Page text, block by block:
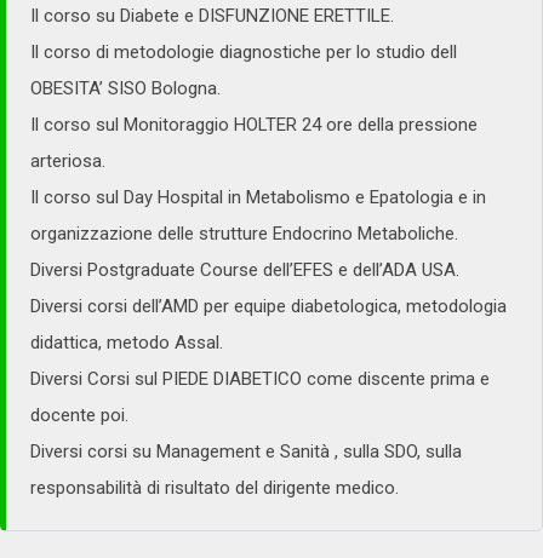
Il corso su Diabete e DISFUNZIONE ERETTILE.
Il corso di metodologie diagnostiche per lo studio dell
OBESITA’ SISO Bologna.
Il corso sul Monitoraggio HOLTER 24 ore della pressione
arteriosa.
Il corso sul Day Hospital in Metabolismo e Epatologia e in
organizzazione delle strutture Endocrino Metaboliche.
Diversi Postgraduate Course dell’EFES e dell’ADA USA.
Diversi corsi dell’AMD per equipe diabetologica, metodologia
didattica, metodo Assal.
Diversi Corsi sul PIEDE DIABETICO come discente prima e
docente poi.
Diversi corsi su Management e Sanità , sulla SDO, sulla
responsabilità di risultato del dirigente medico.